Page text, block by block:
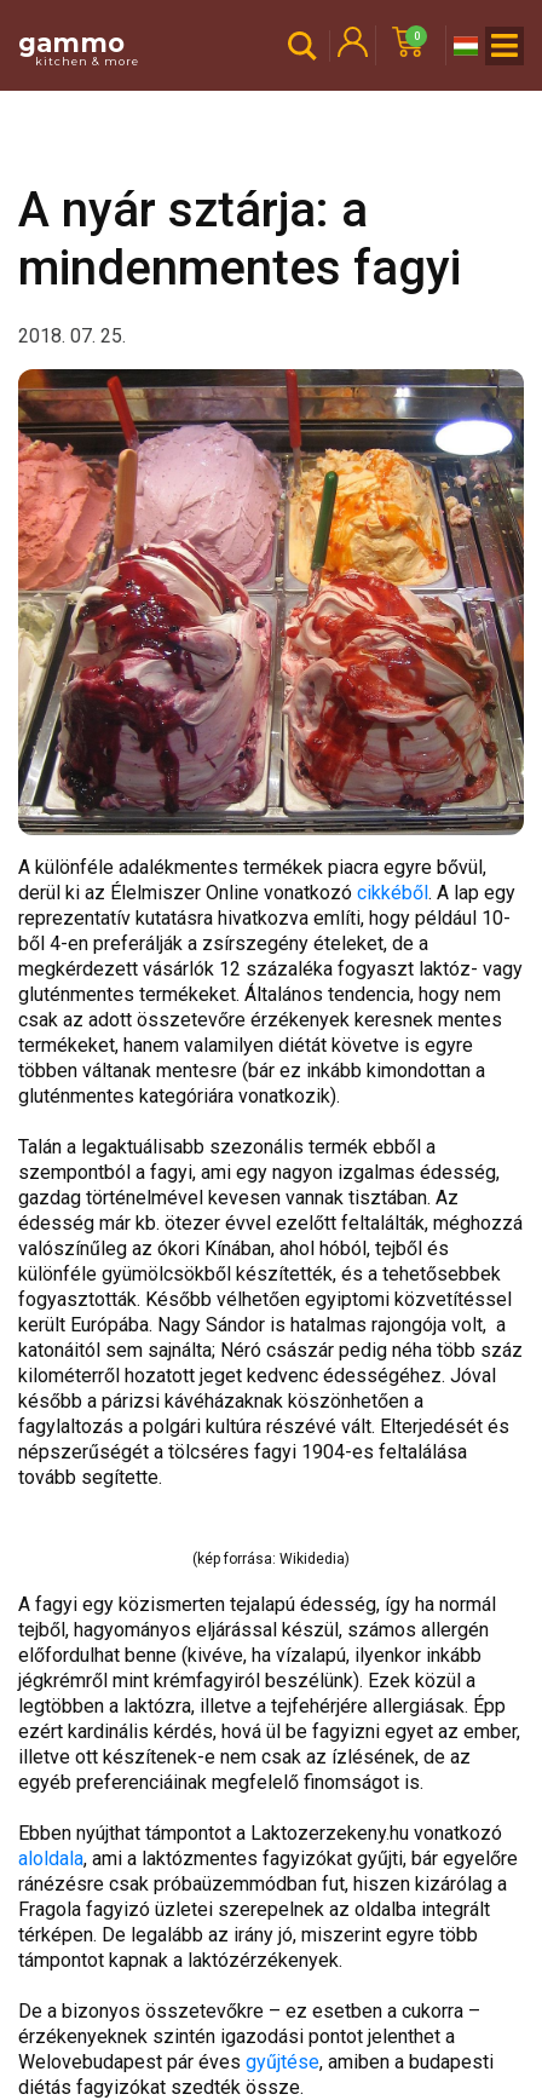
gammo
kitchen & more
0
A nyár sztárja: a
mindenmentes fagyi
2018. 07. 25.
A különféle adalékmentes termékek piacra egyre bővül,
derül ki az Élelmiszer Online vonatkozó cikkéből. A lap egy
reprezentatív kutatásra hivatkozva említi, hogy például 10-
ből 4-en preferálják a zsírszegény ételeket, de a
megkérdezett vásárlók 12 százaléka fogyaszt laktóz- vagy
gluténmentes termékeket. Általános tendencia, hogy nem
csak az adott összetevőre érzékenyek keresnek mentes
termékeket, hanem valamilyen diétát követve is egyre
többen váltanak mentesre (bár ez inkább kimondottan a
gluténmentes kategóriára vonatkozik).
Talán a legaktuálisabb szezonális termék ebből a
szempontból a fagyi, ami egy nagyon izgalmas édesség,
gazdag történelmével kevesen vannak tisztában. Az
édesség már kb. ötezer évvel ezelőtt feltalálták, méghozzá
valószínűleg az ókori Kínában, ahol hóból, tejből és
különféle gyümölcsökből készítették, és a tehetősebbek
fogyasztották. Később vélhetően egyiptomi közvetítéssel
került Európába. Nagy Sándor is hatalmas rajongója volt, a
katonáitól sem sajnálta; Néró császár pedig néha több száz
kilométerről hozatott jeget kedvenc édességéhez. Jóval
később a párizsi kávéházaknak köszönhetően a
fagylaltozás a polgári kultúra részévé vált. Elterjedését és
népszerűségét a tölcséres fagyi 1904-es feltalálása
tovább segítette.
(kép forrása: Wikidedia)
A fagyi egy közismerten tejalapú édesség, így ha normál
tejből, hagyományos eljárással készül, számos allergén
előfordulhat benne (kivéve, ha vízalapú, ilyenkor inkább
jégkrémről mint krémfagyiról beszélünk). Ezek közül a
legtöbben a laktózra, illetve a tejfehérjére allergiásak. Épp
ezért kardinális kérdés, hová ül be fagyizni egyet az ember,
illetve ott készítenek-e nem csak az ízlésének, de az
egyéb preferenciáinak megfelelő finomságot is.
Ebben nyújthat támpontot a Laktozerzekeny.hu vonatkozó
aloldala, ami a laktózmentes fagyizókat gyűjti, bár egyelőre
ránézésre csak próbaüzemmódban fut, hiszen kizárólag a
Fragola fagyizó üzletei szerepelnek az oldalba integrált
térképen. De legalább az irány jó, miszerint egyre több
támpontot kapnak a laktózérzékenyek.
De a bizonyos összetevőkre – ez esetben a cukorra –
érzékenyeknek szintén igazodási pontot jelenthet a
Welovebudapest pár éves gyűjtése, amiben a budapesti
diétás fagyizókat szedték össze.